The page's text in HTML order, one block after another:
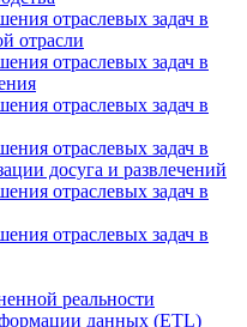
отраслевых задач в
отрасли
отраслевых задач в
отраслевых задач в
отраслевых задач в
досуга и развлечений
отраслевых задач в
отраслевых задач в
реальности
данных (ETL)